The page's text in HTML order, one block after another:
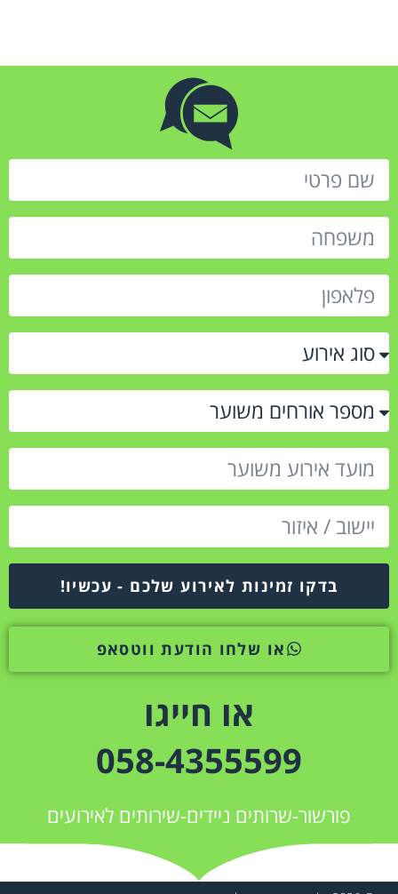
בדקו זמינות לאירוע שלכם - עכשיו!
או שלחו הודעת ווטסאפ
או חייגו
058-4355599
פורשור-שרותים ניידים-שירותים לאירועים